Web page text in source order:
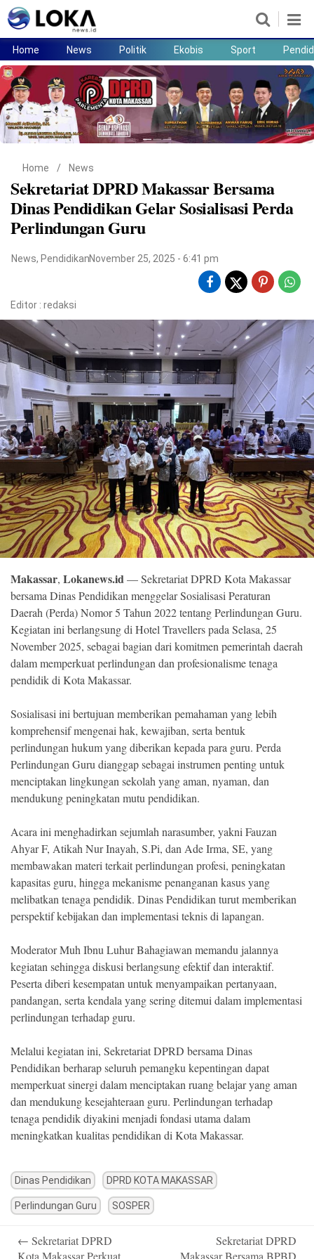
Home News
Ekobis
Sport Pendidikan
Lifestyle
Copyright
2026
Loka
All
right
reserved
Home News Politik Ekobis Sport
Home / News
Sekretariat DPRD Makassar Bersama
Dinas Pendidikan Gelar Sosialisasi Perda
Perlindungan Guru
News, PendidikanNovember 25, 2025 - 6:41 pm
Editor : redaksi
Makassar, Lokanews.id— Sekretariat DPRD Kota Makassar
bersama Dinas Pendidikan menggelar Sosialisasi Peraturan
Daerah (Perda) Nomor 5 Tahun 2022 tentang Perlindungan Guru.
Kegiatan ini berlangsung di Hotel Travellers pada Selasa, 25
November 2025, sebagai bagian dari komitmen pemerintah daerah
dalam memperkuat perlindungan dan profesionalisme tenaga
pendidik di Kota Makassar.
Sosialisasi ini bertujuan memberikan pemahaman yang lebih
komprehensif mengenai hak, kewajiban, serta bentuk
perlindungan hukum yang diberikan kepada para guru. Perda
Perlindungan Guru dianggap sebagai instrumen penting untuk
menciptakan lingkungan sekolah yang aman, nyaman, dan
mendukung peningkatan mutu pendidikan.
Acara ini menghadirkan sejumlah narasumber, yakni Fauzan
Ahyar F, Atikah Nur Inayah, S.Pi, dan Ade Irma, SE, yang
membawakan materi terkait perlindungan profesi, peningkatan
kapasitas guru, hingga mekanisme penanganan kasus yang
melibatkan tenaga pendidik. Dinas Pendidikan turut memberikan
perspektif kebijakan dan implementasi teknis di lapangan.
Moderator Muh Ibnu Luhur Bahagiawan memandu jalannya
kegiatan sehingga diskusi berlangsung efektif dan interaktif.
Peserta diberi kesempatan untuk menyampaikan pertanyaan,
pandangan, serta kendala yang sering ditemui dalam implementasi
perlindungan terhadap guru.
Melalui kegiatan ini, Sekretariat DPRD bersama Dinas
Pendidikan berharap seluruh pemangku kepentingan dapat
memperkuat sinergi dalam menciptakan ruang belajar yang aman
dan mendukung kesejahteraan guru. Perlindungan terhadap
tenaga pendidik diyakini menjadi fondasi utama dalam
meningkatkan kualitas pendidikan di Kota Makassar.
Dinas Pendidikan DPRD KOTA MAKASSAR
Perlindungan Guru SOSPER
navigation
← Sekretariat DPRD
Kota Makassar Perkuat
Sekretariat DPRD
Makassar Bersama BPBD